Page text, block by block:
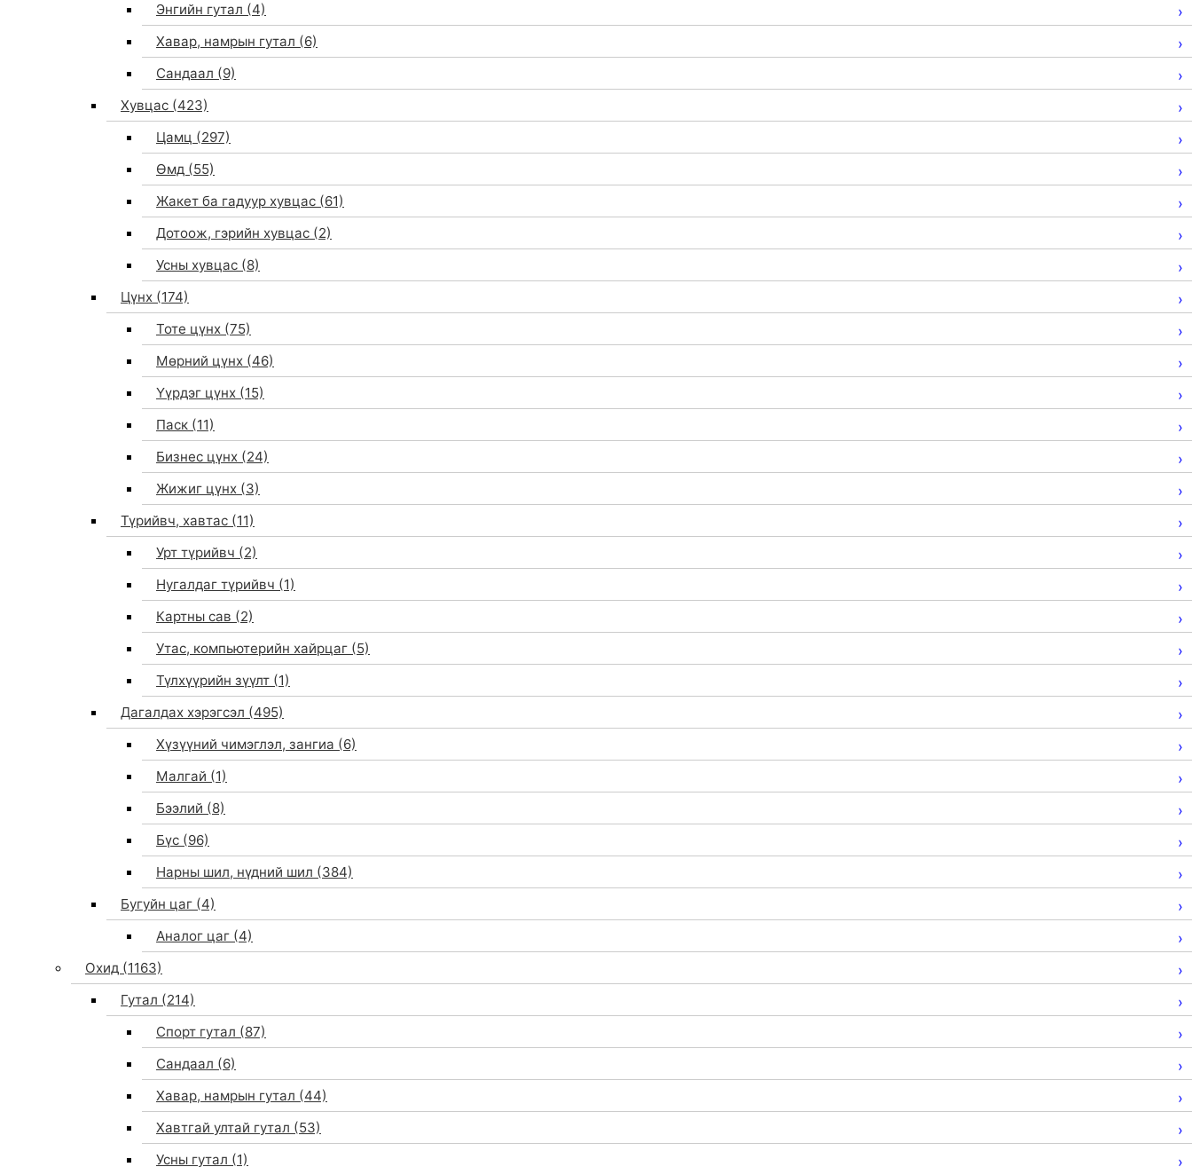
Энгийн гутал (4)
Хавар, намрын гутал (6)
Сандаал (9)
Хувцас (423)
Цамц (297)
Өмд (55)
Жакет ба гадуур хувцас (61)
Дотоож, гэрийн хувцас (2)
Усны хувцас (8)
Цүнх (174)
Тоте цүнх (75)
Мөрний цүнх (46)
Үүрдэг цүнх (15)
Паск (11)
Бизнес цүнх (24)
Жижиг цүнх (3)
Түрийвч, хавтас (11)
Урт түрийвч (2)
Нугалдаг түрийвч (1)
Картны сав (2)
Утас, компьютерийн хайрцаг (5)
Түлхүүрийн зүүлт (1)
Дагалдах хэрэгсэл (495)
Хүзүүний чимэглэл, зангиа (6)
Малгай (1)
Бээлий (8)
Бүс (96)
Нарны шил, нүдний шил (384)
Бугуйн цаг (4)
Аналог цаг (4)
Охид (1163)
Гутал (214)
Спорт гутал (87)
Сандаал (6)
Хавар, намрын гутал (44)
Хавтгай ултай гутал (53)
Усны гутал (1)